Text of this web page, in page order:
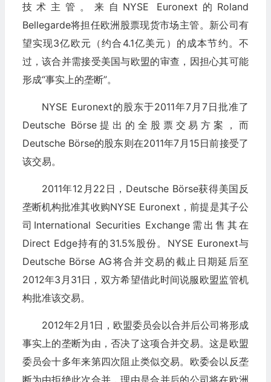
技术主管。来自NYSE Euronext的Roland
Bellegarde将担任欧洲股票现货市场主管。新公司有
望实现3亿欧元（约合4.1亿美元）的成本节约。不
过，该合并需接受美国与欧盟的审查，因担心其可能
形成“事实上的垄断”。
NYSE Euronext的股东于2011年7月7日批准了
Deutsche Börse提出的全股票交易方案，而
Deutsche Börse的股东则在2011年7月15日前接受了
该交易。
2011年12月22日，Deutsche Börse获得美国反
垄断机构批准其收购NYSE Euronext，前提是其子公
司International Securities Exchange需出售其在
Direct Edge持有的31.5%股份。NYSE Euronext与
Deutsche Börse AG将合并交易的截止日期延后至
2012年3月31日，双方希望借此时间说服欧盟监管机
构批准该交易。
2012年2月1日，欧盟委员会以合并后公司将形成
事实上的垄断为由，否决了这项合并交易。这是欧盟
委员会十多年来第四次阻止类似交易。欧委会以反垄